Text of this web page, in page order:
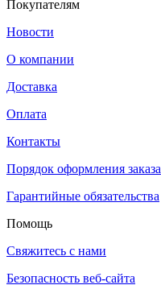
Покупателям
Новости
О компании
Доставка
Оплата
Контакты
Порядок оформления заказа
Гарантийные обязательства
Помощь
Свяжитесь с нами
Безопасность веб-сайта